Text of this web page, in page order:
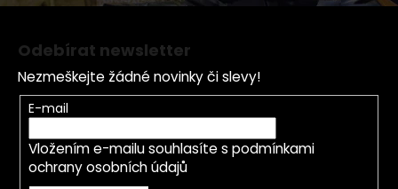
u
Odebírat newsletter
Nezmeškejte žádné novinky či slevy!
E-mail
Vložením e-mailu souhlasíte s podmínkami
ochrany osobních údajů